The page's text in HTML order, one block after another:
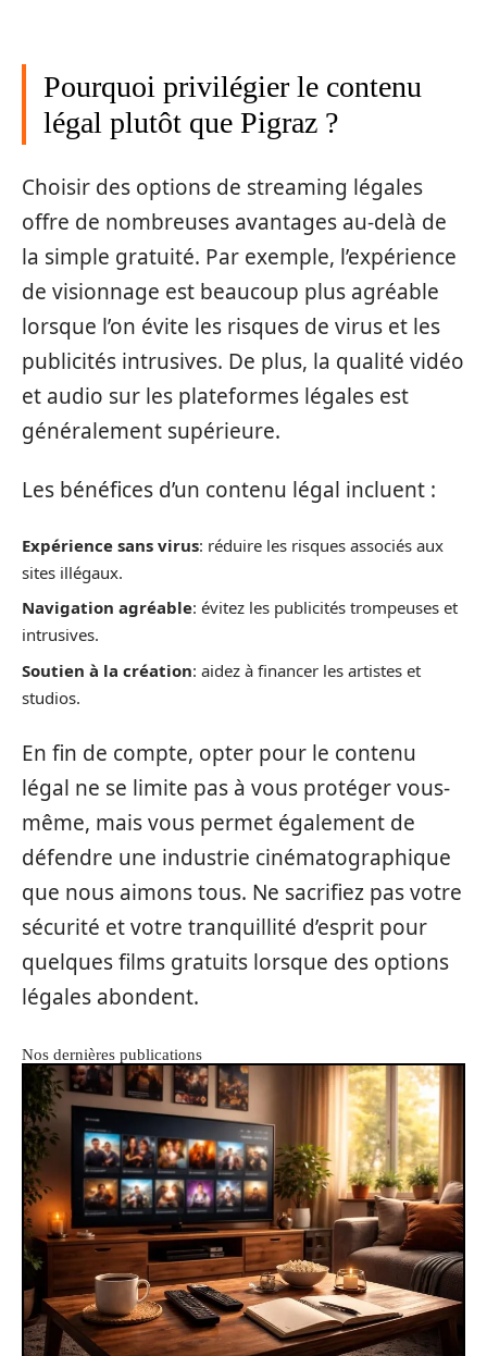
Pourquoi privilégier le contenu
légal plutôt que Pigraz ?
Choisir des options de streaming légales
offre de nombreuses avantages au-delà de
la simple gratuité. Par exemple, l’expérience
de visionnage est beaucoup plus agréable
lorsque l’on évite les risques de virus et les
publicités intrusives. De plus, la qualité vidéo
et audio sur les plateformes légales est
généralement supérieure.
Les bénéfices d’un contenu légal incluent :
Expérience sans virus: réduire les risques associés aux
sites illégaux.
Navigation agréable: évitez les publicités trompeuses et
intrusives.
Soutien à la création: aidez à financer les artistes et
studios.
En fin de compte, opter pour le contenu
légal ne se limite pas à vous protéger vous-
même, mais vous permet également de
défendre une industrie cinématographique
que nous aimons tous. Ne sacrifiez pas votre
sécurité et votre tranquillité d’esprit pour
quelques films gratuits lorsque des options
légales abondent.
Nos dernières publications